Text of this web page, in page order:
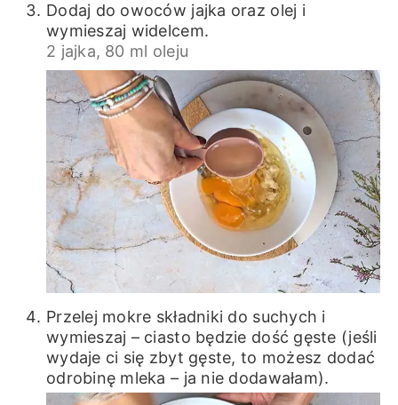
Dodaj do owoców jajka oraz olej i
wymieszaj widelcem.
2 jajka, 80 ml oleju
Przelej mokre składniki do suchych i
wymieszaj – ciasto będzie dość gęste (jeśli
wydaje ci się zbyt gęste, to możesz dodać
odrobinę mleka – ja nie dodawałam).